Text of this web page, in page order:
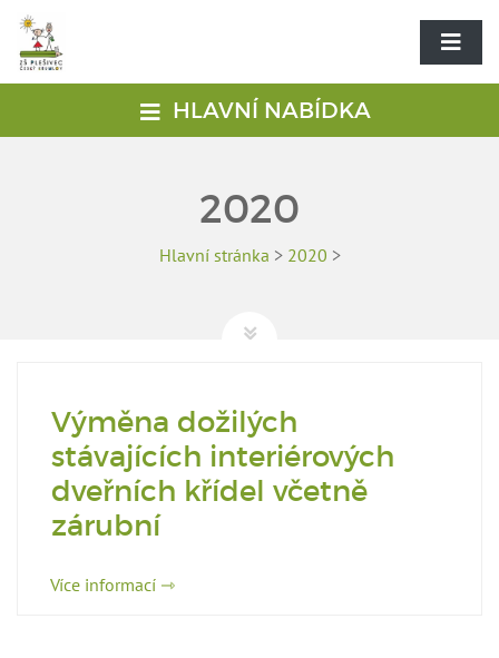
HLAVNÍ NABÍDKA
2020
Hlavní stránka > 2020 >
Výměna dožilých
stávajících interiérových
dveřních křídel včetně
zárubní
Více informací ⇾